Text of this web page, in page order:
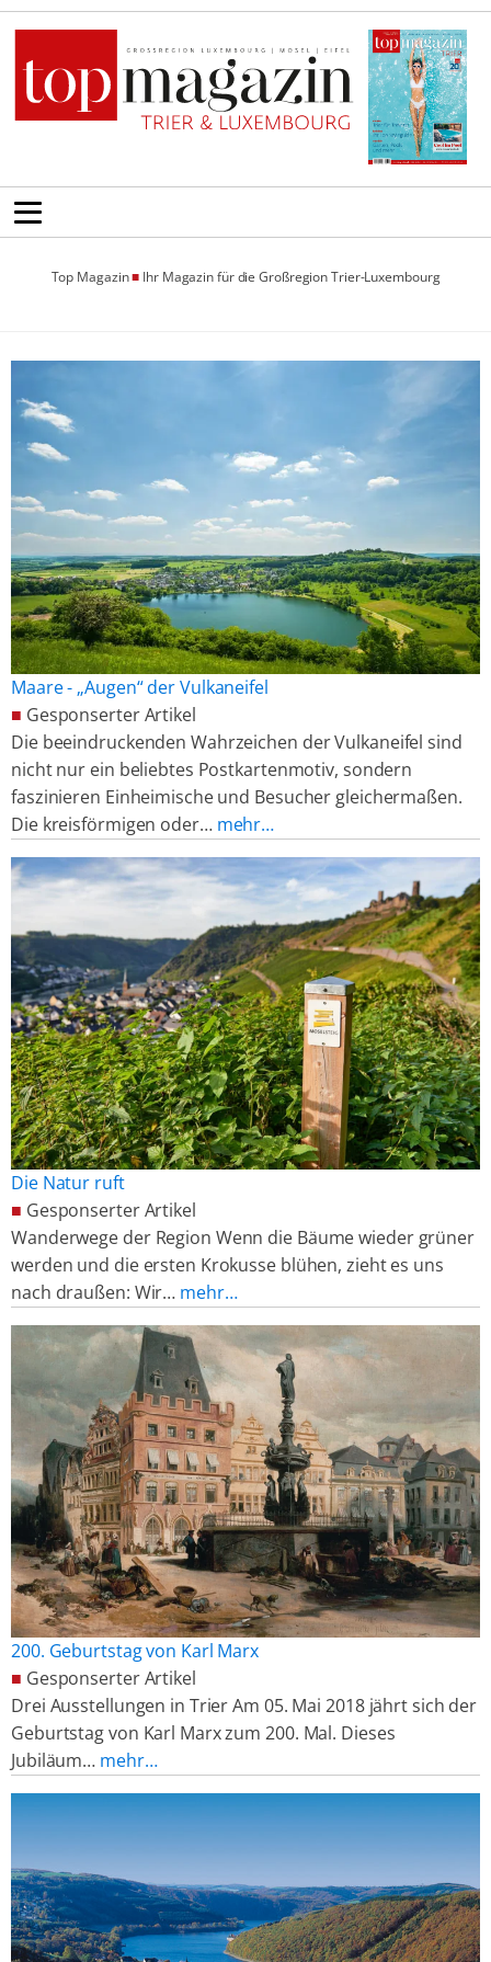
Top Magazin■ Ihr Magazin für die Großregion Trier-Luxembourg
Maare - „Augen“ der Vulkaneifel
■ Gesponserter Artikel
Die beeindruckenden Wahrzeichen der Vulkaneifel sind
nicht nur ein beliebtes Postkartenmotiv, sondern
faszinieren Einheimische und Besucher gleichermaßen.
Die kreisförmigen oder… mehr…
Die Natur ruft
■ Gesponserter Artikel
Wanderwege der Region Wenn die Bäume wieder grüner
werden und die ersten Krokusse blühen, zieht es uns
nach draußen: Wir… mehr…
200. Geburtstag von Karl Marx
■ Gesponserter Artikel
Drei Ausstellungen in Trier Am 05. Mai 2018 jährt sich der
Geburtstag von Karl Marx zum 200. Mal. Dieses
Jubiläum… mehr…